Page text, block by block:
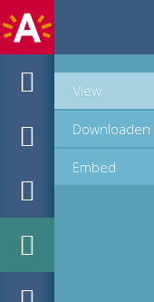
View
Downloaden
Embed